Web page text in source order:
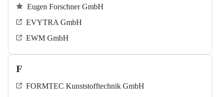
Eugen Forschner GmbH
EVYTRA GmbH
EWM GmbH
F
FORMTEC Kunststofftechnik GmbH